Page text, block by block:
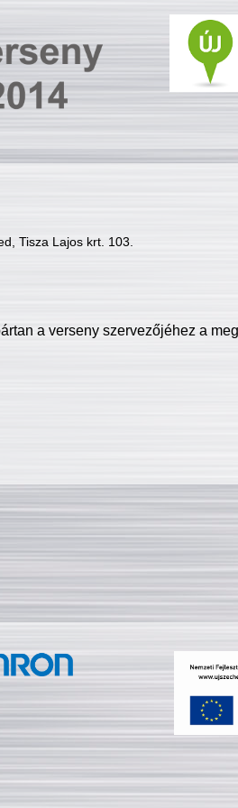
Tisza Lajos krt. 103.
a verseny szervezőjéhez a